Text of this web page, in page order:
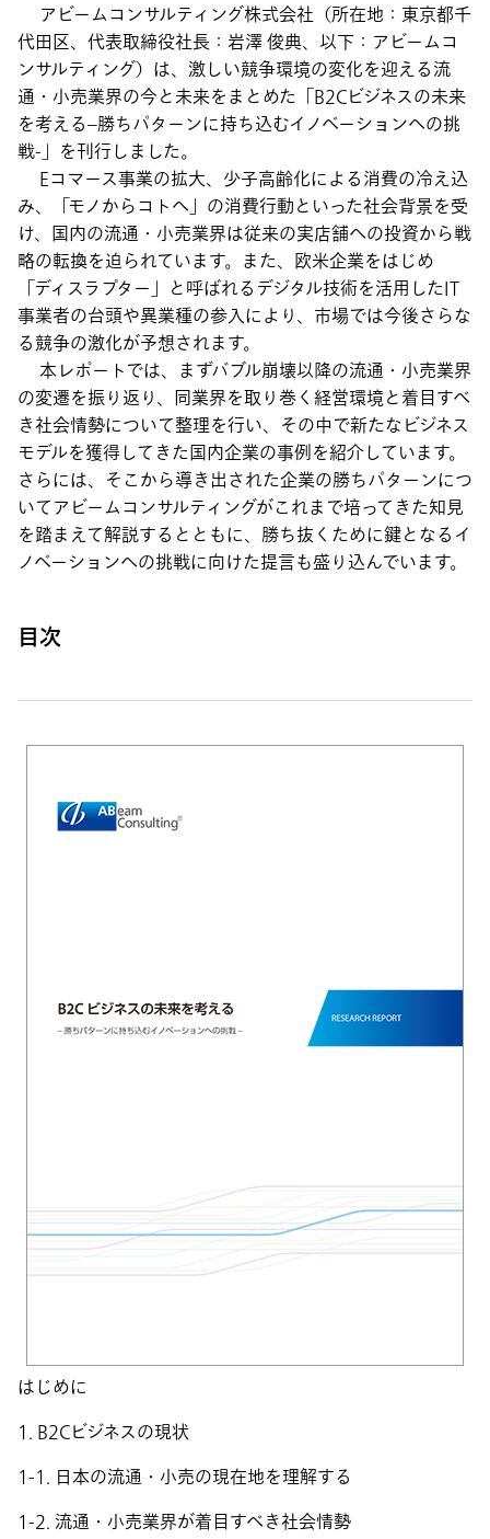
アビームコンサルティング株式会社（所在地：東京都千
代田区、代表取締役社長：岩澤 俊典、以下：アビームコ
ンサルティング）は、激しい競争環境の変化を迎える流
通・小売業界の今と未来をまとめた「B2Cビジネスの未来
を考える–勝ちパターンに持ち込むイノベーションへの挑
戦-」を刊行しました。
Eコマース事業の拡大、少子高齢化による消費の冷え込
み、「モノからコトへ」の消費行動といった社会背景を受
け、国内の流通・小売業界は従来の実店舗への投資から戦
略の転換を迫られています。また、欧米企業をはじめ
「ディスラプター」と呼ばれるデジタル技術を活用したIT
事業者の台頭や異業種の参入により、市場では今後さらな
る競争の激化が予想されます。
本レポートでは、まずバブル崩壊以降の流通・小売業界
の変遷を振り返り、同業界を取り巻く経営環境と着目すべ
き社会情勢について整理を行い、その中で新たなビジネス
モデルを獲得してきた国内企業の事例を紹介しています。
さらには、そこから導き出された企業の勝ちパターンにつ
いてアビームコンサルティングがこれまで培ってきた知見
を踏まえて解説するとともに、勝ち抜くために鍵となるイ
ノベーションへの挑戦に向けた提言も盛り込んでいます。
目次
はじめに
1. B2Cビジネスの現状
1-1. 日本の流通・小売の現在地を理解する
1-2. 流通・小売業界が着目すべき社会情勢